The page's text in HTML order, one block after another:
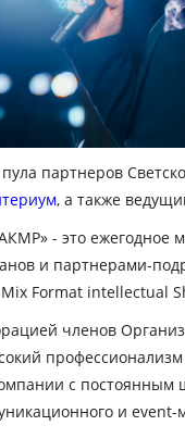
партнеров
, а также
- это
и партнерами-
Format intellectual
членов
с постоянным
и event-